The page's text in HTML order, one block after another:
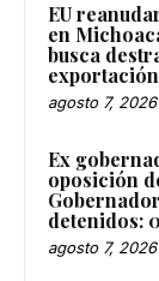
EU
en
busca
agosto 7, 2026
Ex
oposición
detenidos: 0
agosto 7, 2026